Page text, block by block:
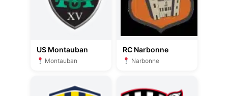
US Montauban
Montauban
RC Narbonne
Narbonne